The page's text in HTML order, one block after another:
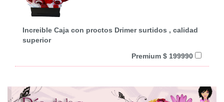
Increible Caja con proctos Drimer surtidos , calidad
superior
Premium $ 199990